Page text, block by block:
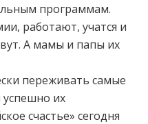
программам.
работают, учатся и
А мамы и папы их
переживать самые
успешно их
счастье» сегодня